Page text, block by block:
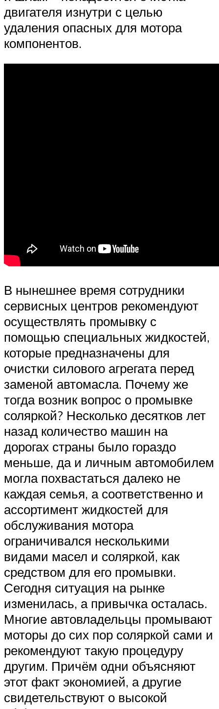
двигателя изнутри с целью
удаления опасных для мотора
компонентов.
В нынешнее время сотрудники
сервисных центров рекомендуют
осуществлять промывку с
помощью специальных жидкостей,
которые предназначены для
очистки силового агрегата перед
заменой автомасла. Почему же
тогда возник вопрос о промывке
соляркой? Несколько десятков лет
назад количество машин на
дорогах страны было гораздо
меньше, да и личным автомобилем
могла похвастаться далеко не
каждая семья, а соответственно и
ассортимент жидкостей для
обслуживания мотора
ограничивался несколькими
видами масел и соляркой, как
средством для его промывки.
Сегодня ситуация на рынке
изменилась, а привычка осталась.
Многие автовладельцы промывают
моторы до сих пор соляркой сами и
рекомендуют такую процедуру
другим. Причём одни объясняют
этот факт экономией, а другие
свидетельствуют о высокой